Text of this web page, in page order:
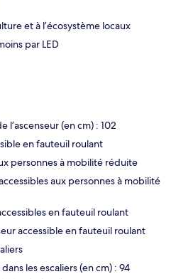
et à l’écosystème locaux
par LED
l’ascenseur (en cm) : 102
en fauteuil roulant
personnes à mobilité réduite
aux personnes à mobilité
en fauteuil roulant
accessible en fauteuil roulant
les escaliers (en cm) : 94